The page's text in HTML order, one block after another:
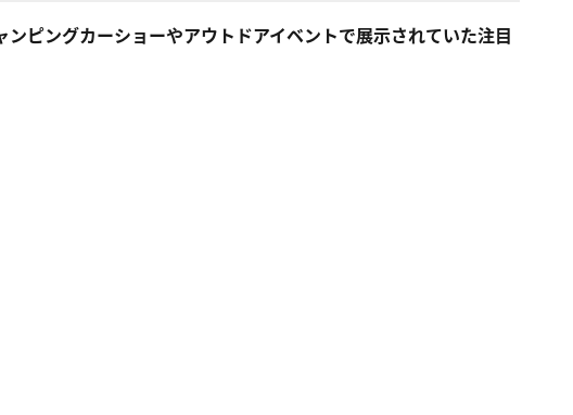
ピングカーショーやアウトドアイベントで展示されていた注目